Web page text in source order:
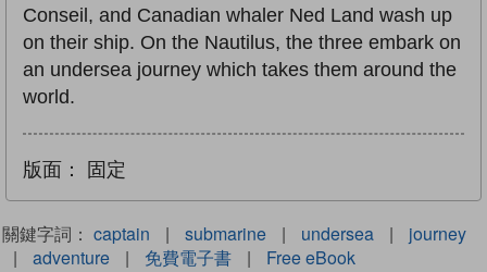
Conseil, and Canadian whaler Ned Land wash up
on their ship. On the Nautilus, the three embark on
an undersea journey which takes them around the
world.
版面： 固定
關鍵字詞： captain | submarine | undersea |
journey
|
adventure | 免費電子書 | Free eBook